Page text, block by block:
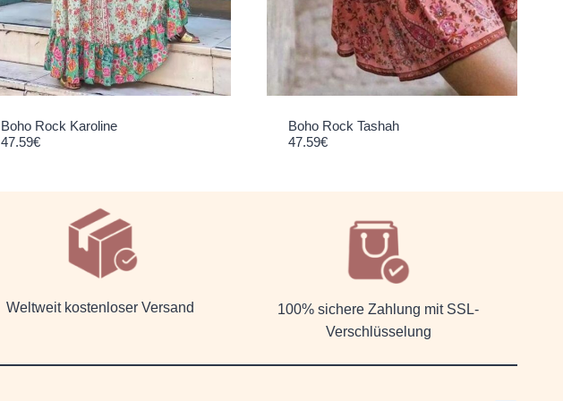
Boho Rock Karoline
47.59€
Boho Rock Tashah
47.59€
Weltweit kostenloser Versand
100% sichere Zahlung mit SSL-
Verschlüsselung